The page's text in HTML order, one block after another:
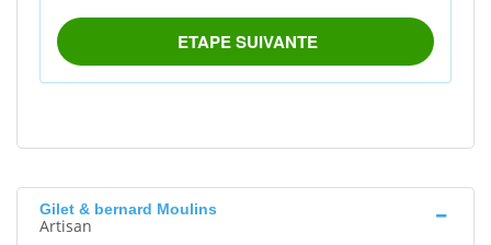
Gilet & bernard Moulins
Artisan